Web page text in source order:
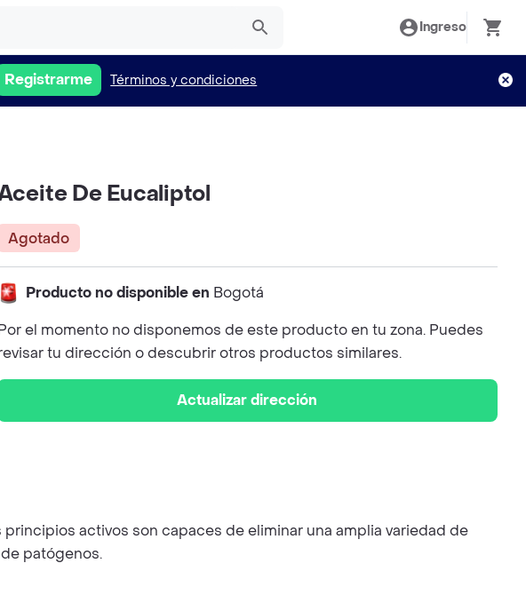
Ingreso
Registrarme Términos y condiciones
De Eucaliptol
Agotado
Producto no disponible en Bogotá
el momento no disponemos de este producto en tu zona. Puedes
tu dirección o descubrir otros productos similares.
Actualizar dirección
activos son capaces de eliminar una amplia variedad de
patógenos.